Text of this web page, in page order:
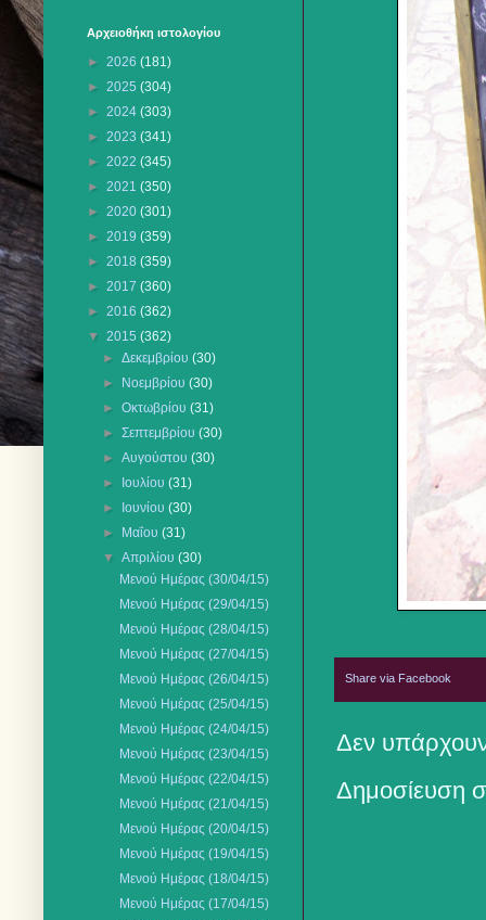
Share via Facebook
Δεν
Δημοσίευση
Αρχειοθήκη ιστολογίου
► 2026 (181)
► 2025 (304)
► 2024 (303)
► 2023 (341)
► 2022 (345)
► 2021 (350)
► 2020 (301)
► 2019 (359)
► 2018 (359)
► 2017 (360)
► 2016 (362)
▼ 2015 (362)
►Δεκεμβρίου(30)
►
Νοεμβρίου(30)
►Οκτωβρίου(31)
►Σεπτεμβρίου(30)
►Αυγούστου(30)
►
Ιουλίου(31)
►
Ιουνίου(30)
►
Μαΐου(31)
▼Απριλίου(30)
Μενού Ημέρας (30/04/15)
Μενού Ημέρας (29/04/15)
Μενού Ημέρας (28/04/15)
Μενού Ημέρας (27/04/15)
Μενού Ημέρας (26/04/15)
Μενού Ημέρας (25/04/15)
Μενού Ημέρας (24/04/15)
Μενού Ημέρας (23/04/15)
Μενού Ημέρας (22/04/15)
Μενού Ημέρας (21/04/15)
Μενού Ημέρας (20/04/15)
Μενού Ημέρας (19/04/15)
Μενού Ημέρας (18/04/15)
Μενού Ημέρας (17/04/15)